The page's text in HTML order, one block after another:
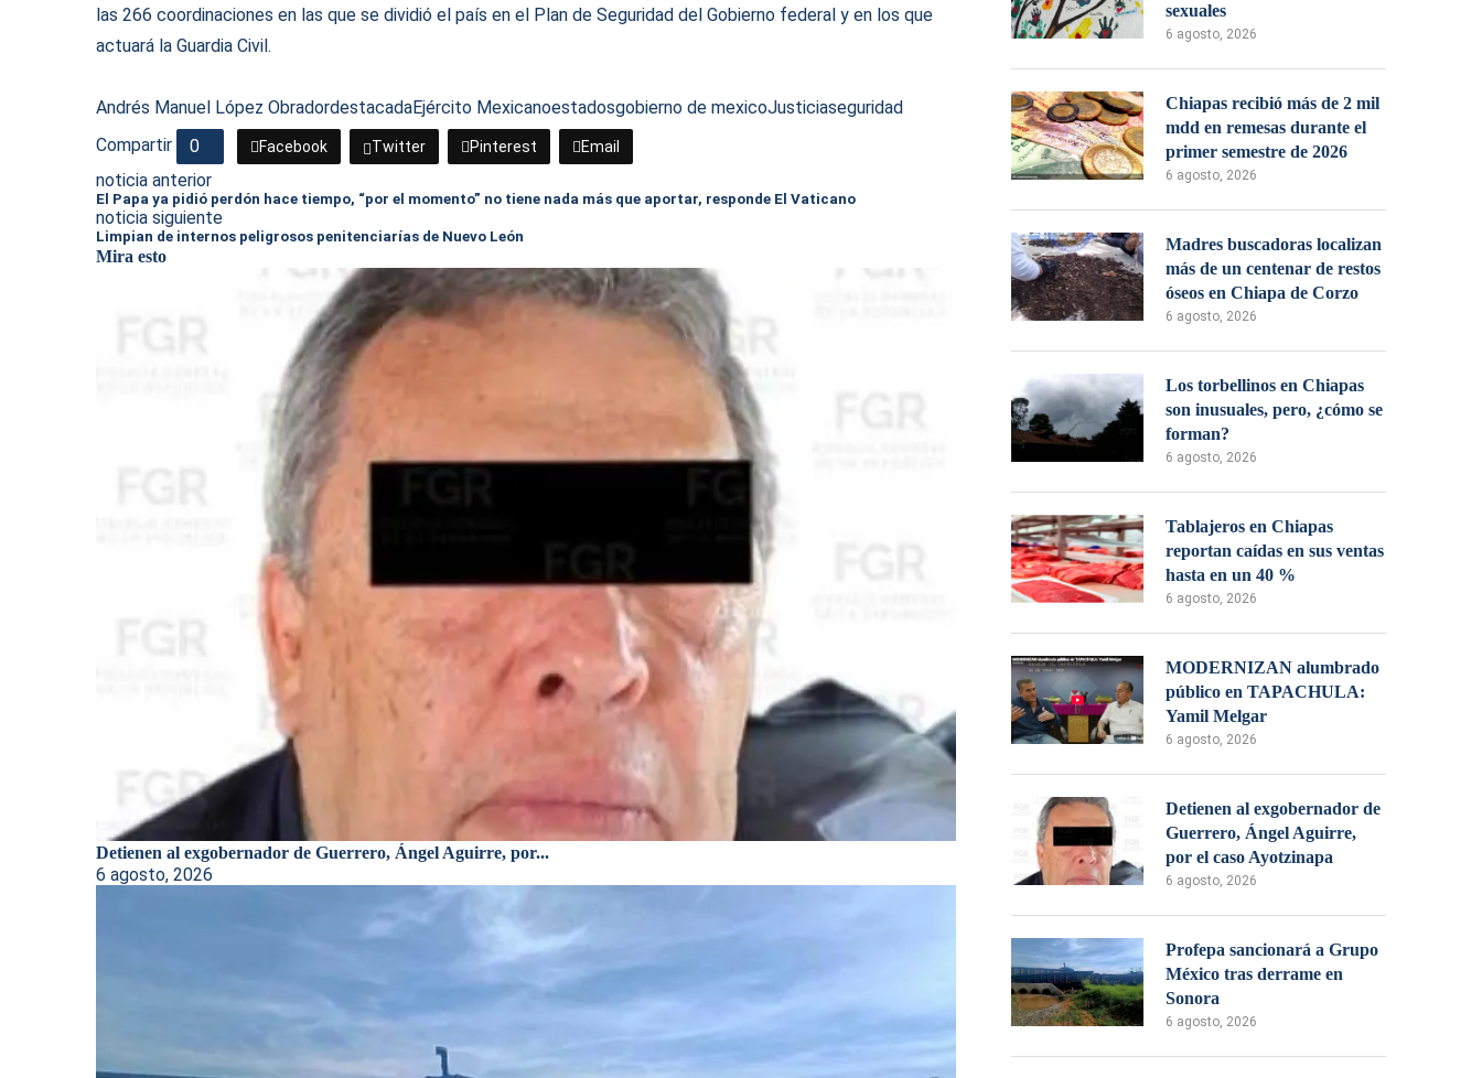
las 266 coordinaciones en las que se dividió el país en el Plan de Seguridad del Gobierno federal y en los que
actuará la Guardia Civil.
Andrés Manuel López ObradordestacadaEjército Mexicanoestadosgobierno de mexicoJusticiaseguridad
Compartir
0 Facebook Twitter Pinterest Email
noticia anterior
El Papa ya pidió perdón hace tiempo, “por el momento” no tiene nada más que aportar, responde El Vaticano
noticia siguiente
Limpian de internos peligrosos penitenciarías de Nuevo León
Mira esto
Detienen al exgobernador de Guerrero, Ángel Aguirre, por...
6 agosto, 2026
sexuales
6 agosto, 2026
Chiapas recibió más de 2 mil
mdd en remesas durante el
primer semestre de 2026
6 agosto, 2026
Madres buscadoras localizan
más de un centenar de restos
óseos en Chiapa de Corzo
6 agosto, 2026
Los torbellinos en Chiapas
son inusuales, pero, ¿cómo se
forman?
6 agosto, 2026
Tablajeros en Chiapas
reportan caídas en sus ventas
hasta en un 40 %
6 agosto, 2026
MODERNIZAN alumbrado
público en TAPACHULA:
Yamil Melgar
6 agosto, 2026
Detienen al exgobernador de
Guerrero, Ángel Aguirre,
por el caso Ayotzinapa
6 agosto, 2026
Profepa sancionará a Grupo
México tras derrame en
Sonora
6 agosto, 2026